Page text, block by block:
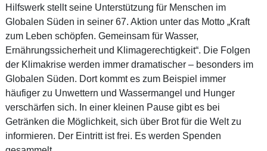
Hilfswerk stellt seine Unterstützung für Menschen im
Globalen Süden in seiner 67. Aktion unter das Motto „Kraft
zum Leben schöpfen. Gemeinsam für Wasser,
Ernährungssicherheit und Klimagerechtigkeit“. Die Folgen
der Klimakrise werden immer dramatischer – besonders im
Globalen Süden. Dort kommt es zum Beispiel immer
häufiger zu Unwettern und Wassermangel und Hunger
verschärfen sich. In einer kleinen Pause gibt es bei
Getränken die Möglichkeit, sich über Brot für die Welt zu
informieren. Der Eintritt ist frei. Es werden Spenden